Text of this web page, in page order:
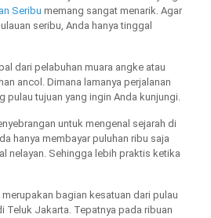
Seribu memang sangat menarik. Agar
seribu, Anda hanya tinggal
dari pelabuhan muara angke atau
ancol. Dimana lamanya perjalanan
pulau tujuan yang ingin Anda kunjungi.
untuk mengenal sejarah di
hanya membayar puluhan ribu saja
nelayan. Sehingga lebih praktis ketika
bagian kesatuan dari pulau
Teluk Jakarta. Tepatnya pada ribuan